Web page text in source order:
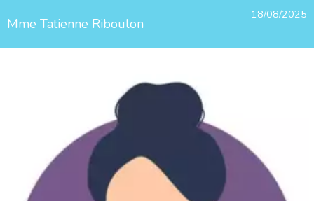
Mme Tatienne Riboulon
18/08/2025